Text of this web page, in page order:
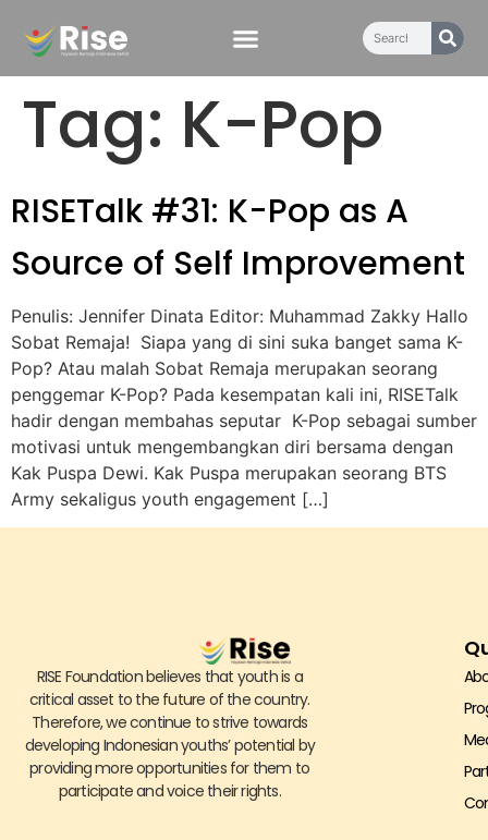
content
Tag: K-Pop
RISETalk #31: K-Pop as A
Source of Self Improvement
Penulis: Jennifer Dinata Editor: Muhammad Zakky Hallo
Sobat Remaja! Siapa yang di sini suka banget sama K-
Pop? Atau malah Sobat Remaja merupakan seorang
penggemar K-Pop? Pada kesempatan kali ini, RISETalk
hadir dengan membahas seputar K-Pop sebagai sumber
motivasi untuk mengembangkan diri bersama dengan
Kak Puspa Dewi. Kak Puspa merupakan seorang BTS
Army sekaligus youth engagement […]
RISE Foundation believes that youth is a
critical asset to the future of the country.
Therefore, we continue to strive towards
developing Indonesian youths’ potential by
providing more opportunities for them to
participate and voice their rights.